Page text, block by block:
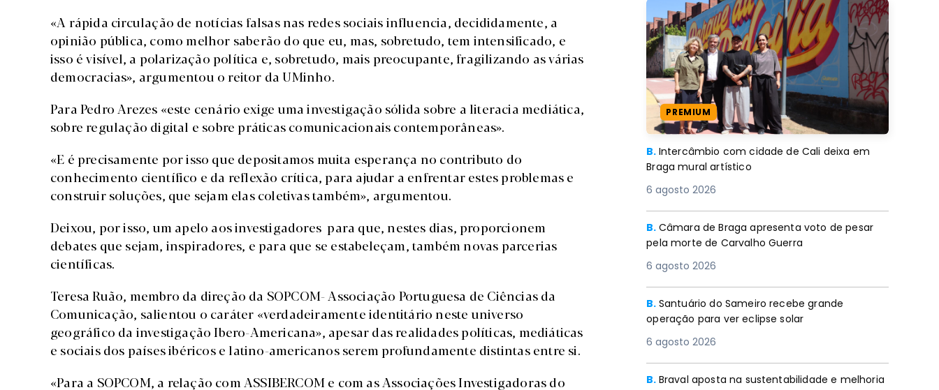
«A rápida circulação de notícias falsas nas redes sociais influencia, decididamente, a
opinião pública, como melhor saberão do que eu, mas, sobretudo, tem intensificado, e
isso é visível, a polarização política e, sobretudo, mais preocupante, fragilizando as várias
democracias», argumentou o reitor da UMinho.
Para Pedro Arezes «este cenário exige uma investigação sólida sobre a literacia mediática,
sobre regulação digital e sobre práticas comunicacionais contemporâneas».
«E é precisamente por isso que depositamos muita esperança no contributo do
conhecimento científico e da reflexão crítica, para ajudar a enfrentar estes problemas e
construir soluções, que sejam elas coletivas também», argumentou.
Deixou, por isso, um apelo aos investigadores para que, nestes dias, proporcionem
debates que sejam, inspiradores, e para que se estabeleçam, também novas parcerias
científicas.
Teresa Ruão, membro da direção da SOPCOM- Associação Portuguesa de Ciências da
Comunicação, salientou o caráter «verdadeiramente identitário neste universo
geográfico da investigação Ibero-Americana», apesar das realidades políticas, mediáticas
e sociais dos países ibéricos e latino-americanos serem profundamente distintas entre si.
«Para a SOPCOM, a relação com ASSIBERCOM e com as Associações Investigadoras do
PREMIUM
B. Intercâmbio com cidade de Cali deixa em
Braga mural artístico
6 agosto 2026
B. Câmara de Braga apresenta voto de pesar
pela morte de Carvalho Guerra
6 agosto 2026
B. Santuário do Sameiro recebe grande
operação para ver eclipse solar
6 agosto 2026
B. Braval aposta na sustentabilidade e melhoria